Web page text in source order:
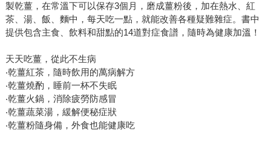
製乾薑，在常溫下可以保存3個月，磨成薑粉後，加在熱水、紅
茶、湯、飯、麵中，每天吃一點，就能改善各種疑難雜症。書中
提供包含主食、飲料和甜點的14道對症食譜，隨時為健康加溫！
天天吃薑，從此不生病
‧乾薑紅茶，隨時飲用的萬病解方
‧乾薑燒酌，睡前一杯不失眠
‧乾薑火鍋，消除疲勞防感冒
‧乾薑蔬菜湯，緩解便秘症狀
‧乾薑粉隨身備，外食也能健康吃